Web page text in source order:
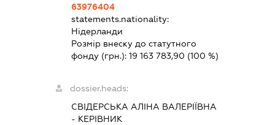
63976404
statements.nationality:
Нідерланди
Розмір внеску до статутного
фонду (грн.):19 163 783,90 (100 %)
dossier.heads:
СВІДЕРСЬКА АЛІНА ВАЛЕРІЇВНА
- КЕРІВНИК